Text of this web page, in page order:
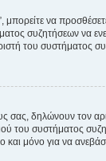
να
συζητήσεων να
του συστήματος
δηλώνουν τον
του συστήματος
μόνο για να